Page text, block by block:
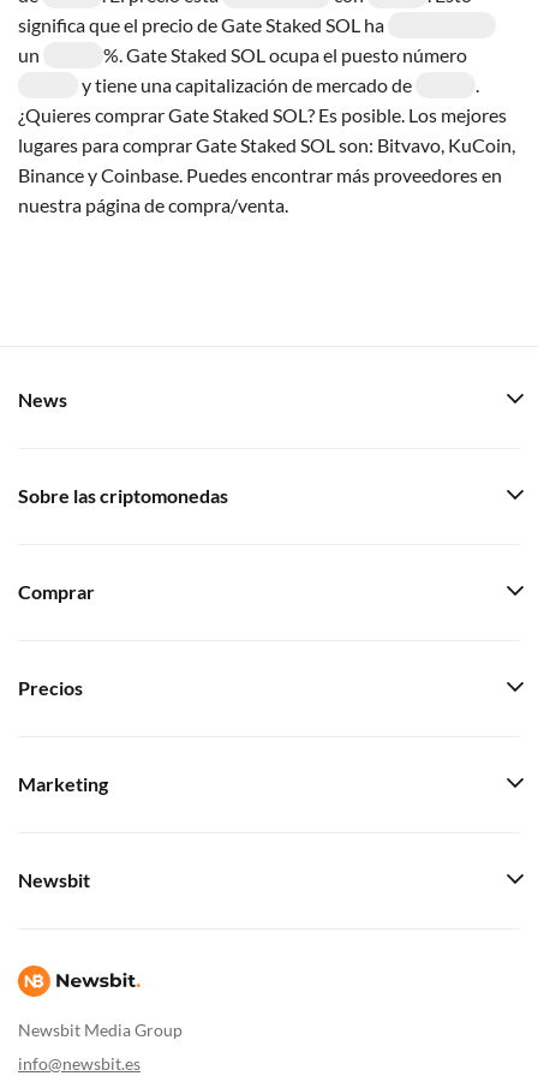
significa que el precio de Gate Staked SOL ha
un
%. Gate Staked SOL ocupa el puesto número
y tiene una capitalización de mercado de
.
¿Quieres comprar Gate Staked SOL? Es posible. Los mejores
lugares para comprar Gate Staked SOL son: Bitvavo, KuCoin,
Binance y Coinbase. Puedes encontrar más proveedores en
nuestra página de compra/venta.
Newsbit Media Group
info@newsbit.es
News
Sobre las criptomonedas
Comprar
Precios
Marketing
Newsbit